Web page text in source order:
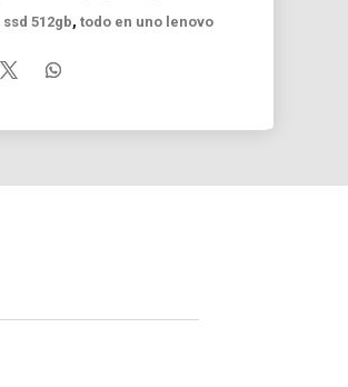
ssd 512gb, todo en uno lenovo